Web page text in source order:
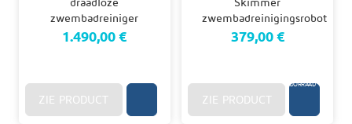
1.490,00 €
ZIE PRODUCT
379,00 €
VOORRAAD
ZIE PRODUCT